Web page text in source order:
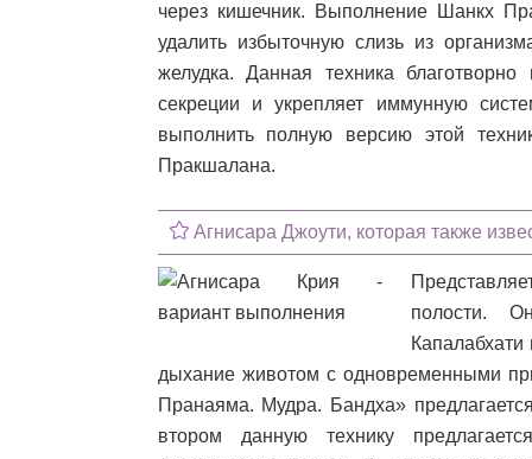
через кишечник. Выполнение Шанкх
удалить избыточную слизь из
желудка. Данная техника
секреции и укрепляет иммунную
выполнить полную версию этой
Пракшалана.
Агнисара Джоути, которая также
полости.
дыхание животом с одновременными
Пранаяма. Мудра. Бандха»
втором данную технику